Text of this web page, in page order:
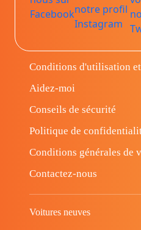
Conditions d'utilisation
Aidez-moi
Conseils de sécurité
Politique de
Conditions générales de
Contactez-nous
Voitures neuves